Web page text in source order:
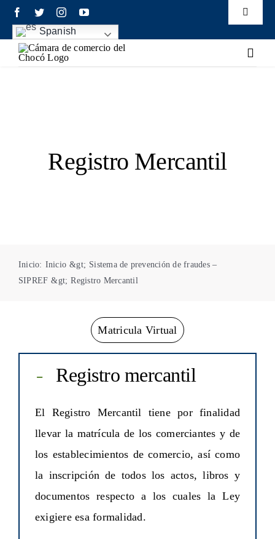
contenido
Saltar
contenido
Toggle
Eventos
Spanish
Servicios Registrales
Afiliados
Registro Mercantil
Inicio: Inicio &gt; Sistema de prevención de fraudes –
SIPREF &gt; Registro Mercantil
Matricula Virtual
Registro mercantil
El Registro Mercantil tiene por finalidad
llevar la matrícula de los comerciantes y de
los establecimientos de comercio, así como
la inscripción de todos los actos, libros y
documentos respecto a los cuales la Ley
exigiere esa formalidad.